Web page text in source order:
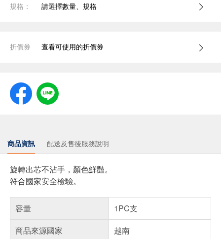
規格： 請選擇數量、規格
折價券 查看可使用的折價券
商品資訊 配送及售後服務說明
旋轉出芯不沾手，顏色鮮豔。
符合國家安全檢驗。
容量
1PC支
商品來源國家
越南